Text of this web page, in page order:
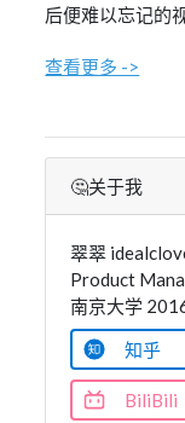
后便难以忘记的
查看更多 ->
🤔关于我
翠翠
Product
南京大学
知乎
BiliBili